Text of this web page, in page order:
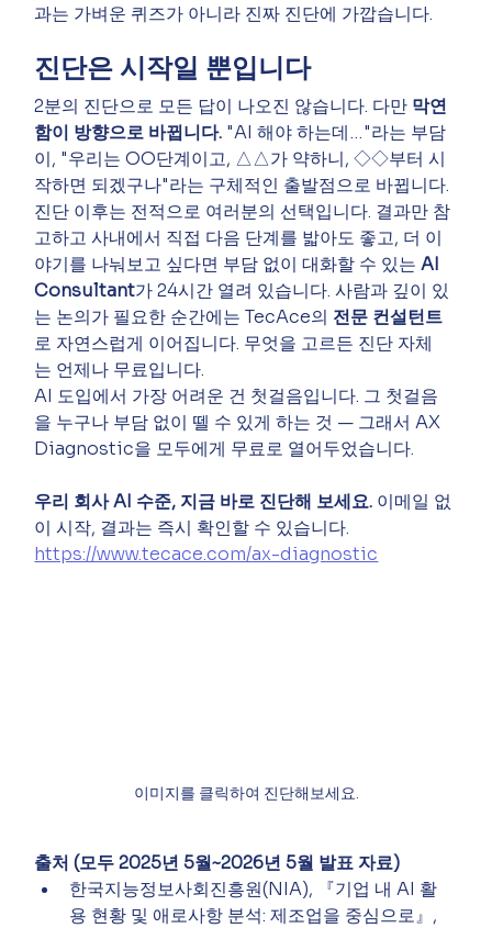
과는 가벼운 퀴즈가 아니라 진짜 진단에 가깝습니다.
진단은 시작일 뿐입니다
2분의 진단으로 모든 답이 나오진 않습니다. 다만 막연
함이 방향으로 바뀝니다. "AI 해야 하는데…"라는 부담
이, "우리는 OO단계이고, △△가 약하니, ◇◇부터 시
작하면 되겠구나"라는 구체적인 출발점으로 바뀝니다.
진단 이후는 전적으로 여러분의 선택입니다. 결과만 참
고하고 사내에서 직접 다음 단계를 밟아도 좋고, 더 이
야기를 나눠보고 싶다면 부담 없이 대화할 수 있는 AI
Consultant가 24시간 열려 있습니다. 사람과 깊이 있
는 논의가 필요한 순간에는 TecAce의 전문 컨설턴트
로 자연스럽게 이어집니다. 무엇을 고르든 진단 자체
는 언제나 무료입니다.
AI 도입에서 가장 어려운 건 첫걸음입니다. 그 첫걸음
을 누구나 부담 없이 뗄 수 있게 하는 것 — 그래서 AX
Diagnostic을 모두에게 무료로 열어두었습니다.
우리 회사 AI 수준, 지금 바로 진단해 보세요. 이메일 없
이 시작, 결과는 즉시 확인할 수 있습니다.
https://www.tecace.com/ax-diagnostic
이미지를 클릭하여 진단해보세요.
출처 (모두 2025년 5월~2026년 5월 발표 자료)
한국지능정보사회진흥원(NIA), 『기업 내 AI 활
용 현황 및 애로사항 분석: 제조업을 중심으로』,